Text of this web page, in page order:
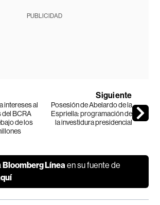
PUBLICIDAD
intereses al
del BCRA
de los
Siguiente
Posesión de Abelardo de la
Espriella: programación de
la investidura presidencial
Bloomberg Línea en su fuente de